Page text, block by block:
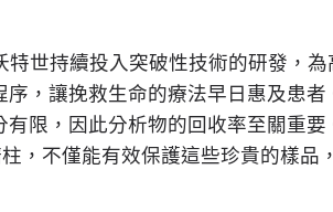
世持續投入突破性技術的研發，
，讓挽救生命的療法早日惠及患
限，因此分析物的回收率至關重
，不僅能有效保護這些珍貴的樣品